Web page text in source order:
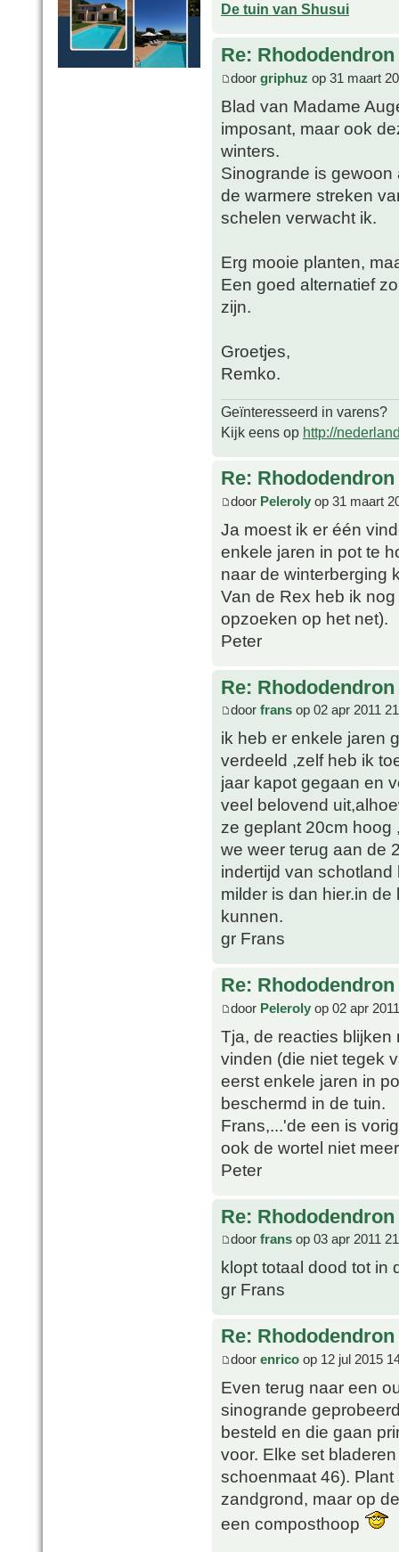
De tuin van Shusui
Re:
door griphuz op 31 maart
Blad van Madame
imposant, maar ook
winters.
Sinogrande is gewoon
de warmere streken
schelen verwacht ik.
Erg mooie planten,
Een goed alternatief
zijn.
Groetjes,
Remko.
Geïnteresseerd in varens?
Kijk eens op http://
Re:
door Peleroly op 31 maart
Ja moest ik er één
enkele jaren in pot te
naar de winterberging
Van de Rex heb ik
opzoeken op het net).
Peter
Re:
door frans op 02 apr 2011
ik heb er enkele jaren
verdeeld ,zelf heb ik
jaar kapot gegaan en
veel belovend
ze geplant 20cm hoog
we weer terug aan de
indertijd van
milder is dan hier.in
kunnen.
gr Frans
Re:
door Peleroly op 02 apr
Tja, de reacties blijken
vinden (die niet tegek
eerst enkele jaren in
beschermd in de tuin.
Frans,...'de een is
ook de wortel niet
Peter
Re:
door frans op 03 apr 2011
klopt totaal dood tot in
gr Frans
Re:
door enrico op 12 jul 2015
Even terug naar een
sinogrande
besteld en die gaan
voor. Elke set
schoenmaat 46).
zandgrond, maar op
een composthoop